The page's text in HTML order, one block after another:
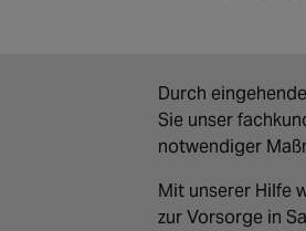
Durch
Sie unser
notwendiger
Mit unserer Hilfe
zur Vorsorge in